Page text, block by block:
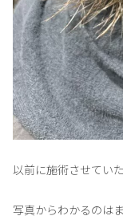
以前に施術させてい
写真からわかるのは